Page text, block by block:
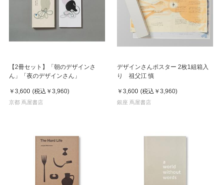
【2冊セット】「朝のデザインさ
ん」「夜のデザインさん」
￥3,600 (税込 ￥3,960)
京都 蔦屋書店
デザインさんポスター 2枚1組箱入
り 祖父江 慎
￥3,600 (税込 ￥3,960)
銀座 蔦屋書店